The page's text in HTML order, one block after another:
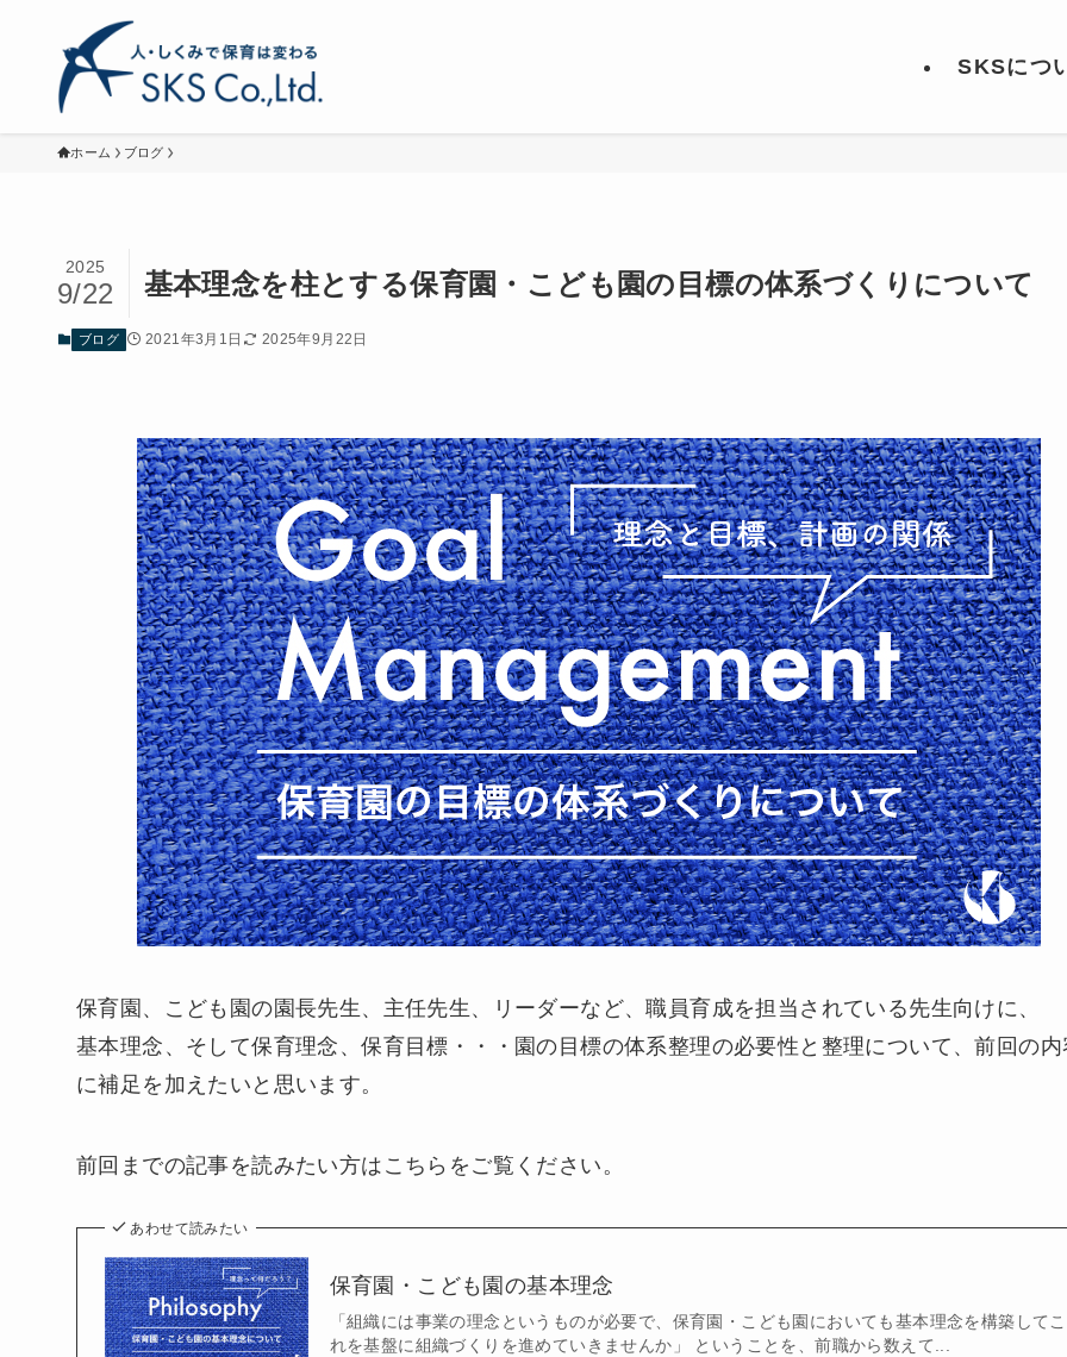
SKSにつ
ホーム ブログ
基本理念を柱とする保育園・こども園の目標の体系づくりについて
2025
9/22
ブログ 2021年3月1日 2025年9月22日
保育園、こども園の園長先生、主任先生、リーダーなど、職員育成を担当されている先生向けに、
基本理念、そして保育理念、保育目標・・・園の目標の体系整理の必要性と整理について、前回の内
に補足を加えたいと思います。
前回までの記事を読みたい方はこちらをご覧ください。
あわせて読みたい
保育園・こども園の基本理念
「組織には事業の理念というものが必要で、保育園・こども園においても基本理念を構築してこ
れを基盤に組織づくりを進めていきませんか」 ということを、前職から数えて...